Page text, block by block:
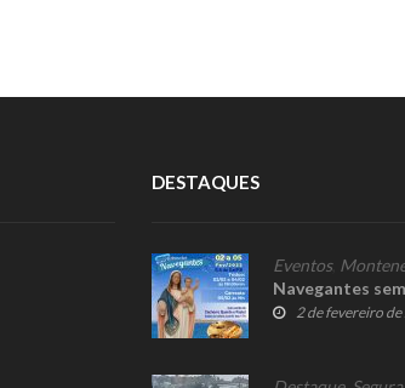
DESTAQUES
Eventos,
Navegantes
2 de fevereiro